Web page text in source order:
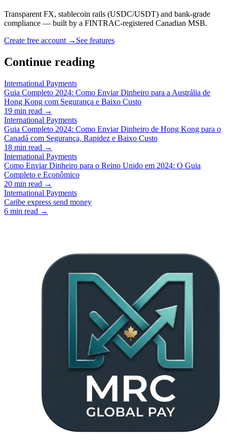
Transparent FX, stablecoin rails (USDC/USDT) and bank-grade
compliance — built by a FINTRAC-registered Canadian MSB.
Create free account → See features
Continue reading
International Payments
Guia Completo 2024: Como Enviar Dinheiro para a Austrália de
Hong Kong com Segurança e Baixo Custo
19 min read →
International Payments
Guia Completo 2024: Como Enviar Dinheiro de Hong Kong para o
Canadá com Segurança, Rapidez e Baixo Custo
18 min read →
International Payments
Como Enviar Dinheiro para o Reino Unido em 2024: O Guia
Completo e Econômico
20 min read →
International Payments
Caribe express send money
6 min read →